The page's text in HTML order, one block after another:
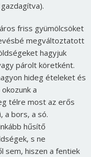
friss gyümölcsöket
megváltoztatott
hagyjuk
párolt köretként.
hideg ételeket és
a
télre most az erős
a bors, a só.
hűsítő
s ne
sem, hiszen a fentiek